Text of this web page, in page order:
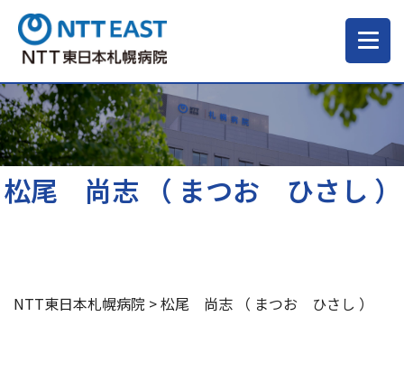
当院について
ご来院される方へ
医療・介護関係の方
松尾 尚志 （ まつお ひさし ）
NTT東日本札幌病院 >松尾 尚志 （ まつお ひさし ）